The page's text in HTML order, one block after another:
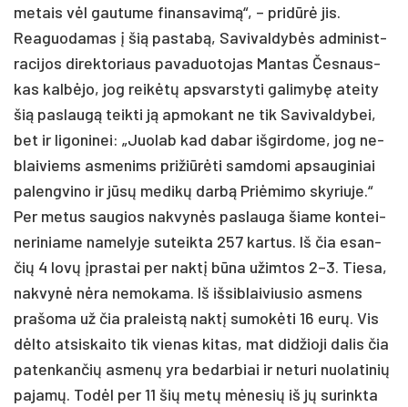
me­tais vėl gau­tu­me fi­nan­sa­vi­mą“, – pri­dū­rė jis.
Rea­guo­da­mas į šią pa­sta­bą, Sa­vi­val­dy­bės ad­mi­nist­
ra­ci­jos di­rek­to­riaus pa­va­duo­to­jas Man­tas Čes­naus­
kas kal­bė­jo, jog rei­kė­tų ap­svars­ty­ti ga­li­my­bę atei­ty
šią pa­slau­gą teik­ti ją ap­mo­kant ne tik Sa­vi­val­dy­bei,
bet ir li­go­ni­nei: „Juo­lab kad da­bar iš­gir­do­me, jog ne­
blai­viems as­me­nims pri­žiū­rė­ti sam­do­mi ap­sau­gi­niai
pa­leng­vi­no ir jū­sų me­di­kų dar­bą Priė­mi­mo sky­riu­je.“
Per me­tus sau­gios nak­vy­nės pa­slau­ga šia­me kon­tei­
ne­ri­nia­me na­me­ly­je su­teik­ta 257 kar­tus. Iš čia esan­
čių 4 lo­vų įpras­tai per nak­tį bū­na užim­tos 2–3. Tie­sa,
nak­vy­nė nė­ra ne­mo­ka­ma. Iš iš­si­blai­viu­sio as­mens
pra­šo­ma už čia pra­leis­tą nak­tį su­mo­kė­ti 16 eu­rų. Vis
dėl­to at­si­skai­to tik vie­nas ki­tas, mat di­džio­ji da­lis čia
pa­ten­kan­čių as­me­nų yra be­dar­biai ir ne­tu­ri nuo­la­ti­nių
pa­ja­mų. To­dėl per 11 šių me­tų mė­ne­sių iš jų su­rink­ta